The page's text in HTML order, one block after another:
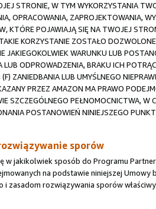
STRONIE, W TYM WYKORZYSTANIA
OPRACOWANIA, ZAPROJEKTOWANIA,
KTÓRE POJAWIAJĄ SIĘ NA TWOJEJ
KORZYSTANIE ZOSTAŁO
JAKIEGOKOLWIEK WARUNKU LUB
LUB ODPROWADZENIA, BRAKU ICH
ZANIEDBANIA LUB UMYŚLNEGO
PRZEZ AMAZON MA PRAWO
SZCZEGÓLNEGO PEŁNOMOCNICTWA,
POSTANOWIEŃ NINIEJSZEGO
sporów
w jakikolwiek sposób do Programu
na podstawie niniejszej
i zasadom rozwiązywania sporów